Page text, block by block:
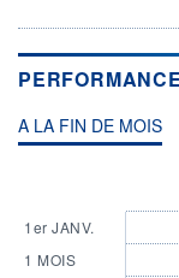
A LA FIN DE MOIS
1er JANV.
1 MOIS